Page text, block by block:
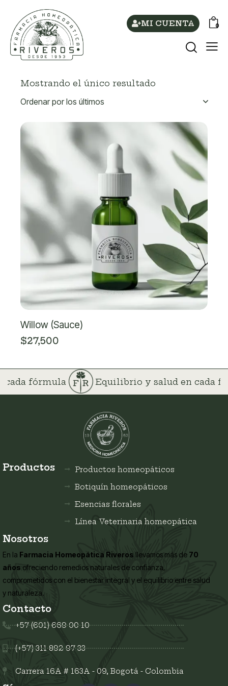
MI CUENTA 0
Mostrando el único resultado
Willow (Sauce)
$27,500
cada fórmula Equilibrio y salud en cada
Productos
Productos homeopáticos
Botiquín homeopáticos
Esencias florales
Línea Veterinaria homeopática
Nosotros
En la Farmacia Homeopática Riveros llevamos más de 70
años ofreciendo remedios naturales de confianza,
comprometidos con el bienestar integral y el equilibrio entre salud
y naturaleza.
Contacto
+57 (601) 669 00 10
(+57) 311 892 97 33
Carrera 16A # 163A - 09, Bogotá - Colombia